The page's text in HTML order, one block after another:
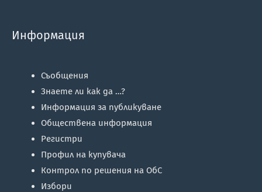
Информация
Съобщения
Знаете ли как да …?
Информация за публикуване
Обществена информация
Регистри
Профил на купувача
Контрол по решения на ОбС
Избори